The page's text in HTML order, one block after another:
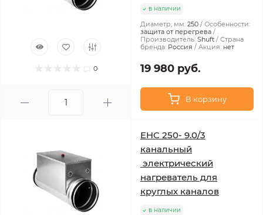
0
в наличии
Диаметр, мм: 250
Особенности:
защита от перегрева
Производитель: Shuft
Страна
бренда: Россия Акция: нет
19 980 руб.
В корзину
EHC 250- 9.0/3
канальный
электрический
нагреватель для
круглых каналов
в наличии